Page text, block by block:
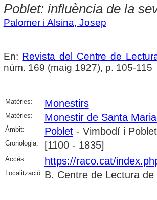
Poblet: influència de la
Palomer i Alsina, Josep
En: Revista del Centre de
núm. 169 (maig 1927), p. 105-115
Matèries: Monestirs
Matèries: Monestir de Santa
Àmbit: Poblet- Vimbodí i Poblet
Cronologia: [1100 - 1835]
Accés: https://raco.cat/
Localització: B. Centre de Lectura de